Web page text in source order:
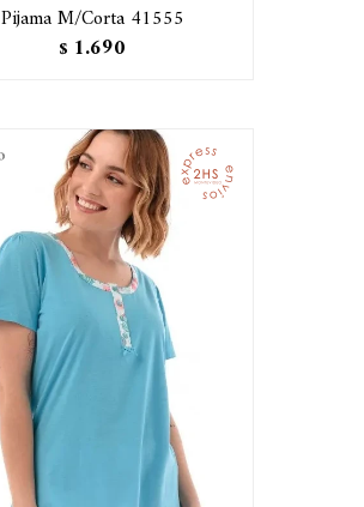
Pijama M/Corta 41555
$ 1.690